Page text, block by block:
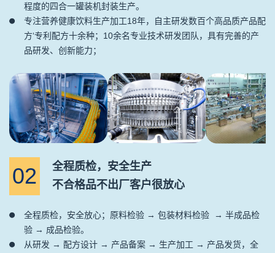
程度的四合一罐装机封装生产。
专注营养健康饮料生产加工18年，自主研发数百个高品质产品配
方‘专利配方十余种；10余名专业技术研发团队，具有完善的产
品研发、创新能力；
02
全程质检，安全生产
不合格品不出厂客户很放心
全程质检，安全放心；原料检验 → 包装材料检验 → 半成品检
验 → 成品检验。
从研发 → 配方设计 → 产品备案 → 生产加工 → 产品发货，全